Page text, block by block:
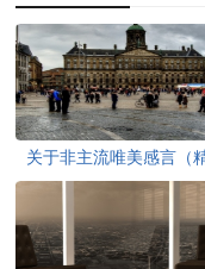
关于非主流唯美感言（
句）